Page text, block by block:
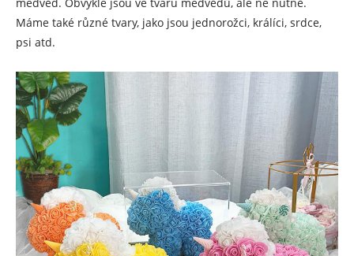
Máme také různé tvary, jako jsou jednorožci, králíci, srdce,
psi atd.